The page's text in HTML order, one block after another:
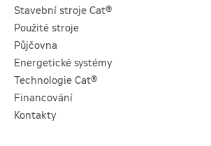
Stavební stroje Cat®
Použité stroje
Půjčovna
Energetické systémy
Technologie Cat®
Financování
Kontakty